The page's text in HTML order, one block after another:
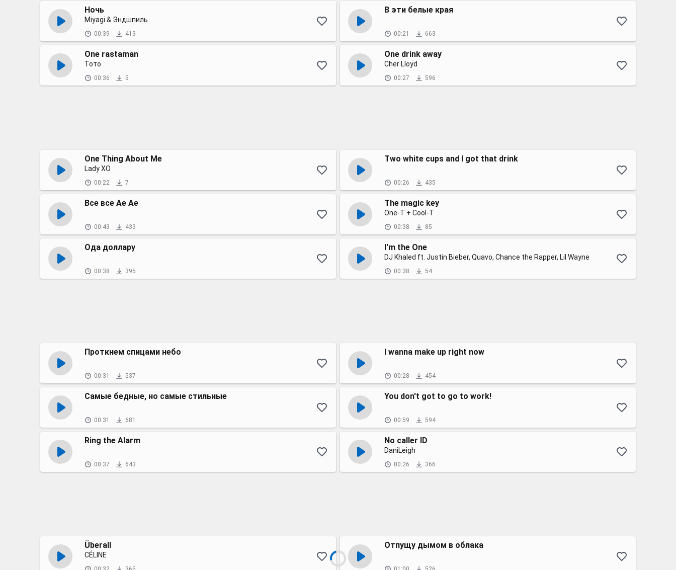
Ночь
Miyagi & Эндшпиль
00:39 413
В эти белые края
00:21 663
One rastaman
Тото
00:36 5
One drink away
Cher Lloyd
00:27 596
One Thing About Me
Lady XO
00:22 7
Two white cups and I got that drink
00:26 435
Все все Ае Ае
00:43 433
The magic key
One-T + Cool-T
00:38 85
Ода доллару
00:38 395
I'm the One
DJ Khaled ft. Justin Bieber, Quavo, Chance the Rapper, Lil Wayne
00:38 54
Проткнем спицами небо
00:31 537
I wanna make up right now
00:28 454
Самые бедные, но самые стильные
00:31 681
You don't got to go to work!
00:59 594
Ring the Alarm
00:37 643
No caller ID
DaniLeigh
00:26 366
Überall
CÉLINE
Отпущу дымом в облака